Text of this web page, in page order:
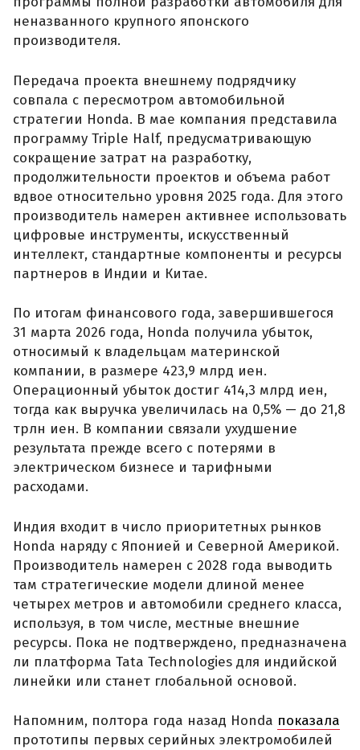
неназванного крупного японского
производителя.
Передача проекта внешнему подрядчику
совпала с пересмотром автомобильной
стратегии Honda. В мае компания представила
программу Triple Half, предусматривающую
сокращение затрат на разработку,
продолжительности проектов и объема работ
вдвое относительно уровня 2025 года. Для этого
производитель намерен активнее использовать
цифровые инструменты, искусственный
интеллект, стандартные компоненты и ресурсы
партнеров в Индии и Китае.
По итогам финансового года, завершившегося
31 марта 2026 года, Honda получила убыток,
относимый к владельцам материнской
компании, в размере 423,9 млрд иен.
Операционный убыток достиг 414,3 млрд иен,
тогда как выручка увеличилась на 0,5% — до 21,8
трлн иен. В компании связали ухудшение
результата прежде всего с потерями в
электрическом бизнесе и тарифными
расходами.
Индия входит в число приоритетных рынков
Honda наряду с Японией и Северной Америкой.
Производитель намерен с 2028 года выводить
там стратегические модели длиной менее
четырех метров и автомобили среднего класса,
используя, в том числе, местные внешние
ресурсы. Пока не подтверждено, предназначена
ли платформа Tata Technologies для индийской
линейки или станет глобальной основой.
Напомним, полтора года назад Honda показала
прототипы первых серийных электромобилей